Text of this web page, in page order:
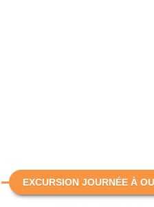
EXCURSION JOURNÉE À